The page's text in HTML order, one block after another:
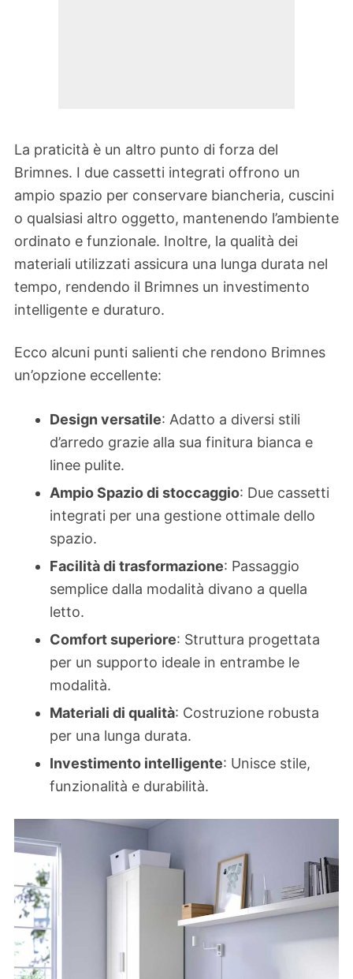
La praticità è un altro punto di forza del
Brimnes. I due cassetti integrati offrono un
ampio spazio per conservare biancheria, cuscini
o qualsiasi altro oggetto, mantenendo l’ambiente
ordinato e funzionale. Inoltre, la qualità dei
materiali utilizzati assicura una lunga durata nel
tempo, rendendo il Brimnes un investimento
intelligente e duraturo.
Ecco alcuni punti salienti che rendono Brimnes
un’opzione eccellente:
Design versatile: Adatto a diversi stili
d’arredo grazie alla sua finitura bianca e
linee pulite.
Ampio Spazio di stoccaggio: Due cassetti
integrati per una gestione ottimale dello
spazio.
Facilità di trasformazione: Passaggio
semplice dalla modalità divano a quella
letto.
Comfort superiore: Struttura progettata
per un supporto ideale in entrambe le
modalità.
Materiali di qualità: Costruzione robusta
per una lunga durata.
Investimento intelligente: Unisce stile,
funzionalità e durabilità.